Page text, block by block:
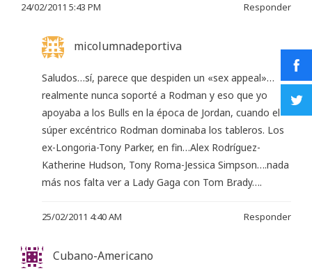
24/02/2011 5:43 PM Responder
micolumnadeportiva
Saludos…sí, parece que despiden un «sex appeal»…
realmente nunca soporté a Rodman y eso que yo
apoyaba a los Bulls en la época de Jordan, cuando el
súper excéntrico Rodman dominaba los tableros. Los
ex-Longoria-Tony Parker, en fin…Alex Rodríguez-
Katherine Hudson, Tony Roma-Jessica Simpson….nada
más nos falta ver a Lady Gaga con Tom Brady….
25/02/2011 4:40 AM Responder
Cubano-Americano